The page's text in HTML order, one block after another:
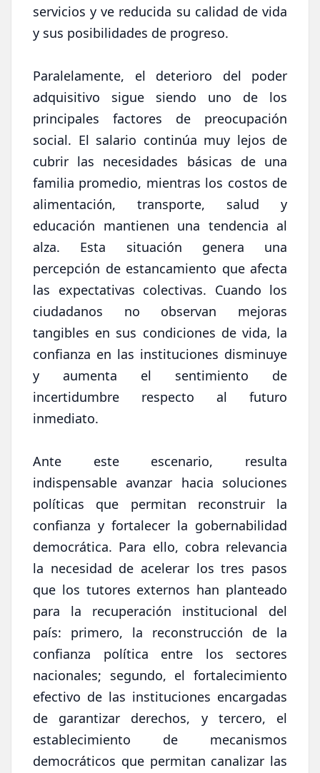
servicios y ve reducida su calidad de vida
y sus posibilidades de progreso.
Paralelamente, el deterioro del poder
adquisitivo sigue siendo uno de los
principales factores de preocupación
social. El salario continúa muy lejos de
cubrir las necesidades básicas de una
familia promedio, mientras los costos de
alimentación, transporte, salud y
educación mantienen una tendencia al
alza. Esta situación genera una
percepción de estancamiento que afecta
las expectativas colectivas. Cuando los
ciudadanos no observan mejoras
tangibles en sus condiciones de vida, la
confianza en las instituciones disminuye
y aumenta el sentimiento de
incertidumbre respecto al futuro
inmediato.
Ante este escenario, resulta
indispensable avanzar hacia soluciones
políticas que permitan reconstruir la
confianza y fortalecer la gobernabilidad
democrática. Para ello, cobra relevancia
la necesidad de acelerar los tres pasos
que los tutores externos han planteado
para la recuperación institucional del
país: primero, la reconstrucción de la
confianza política entre los sectores
nacionales; segundo, el fortalecimiento
efectivo de las instituciones encargadas
de garantizar derechos, y tercero, el
establecimiento de mecanismos
democráticos que permitan canalizar las